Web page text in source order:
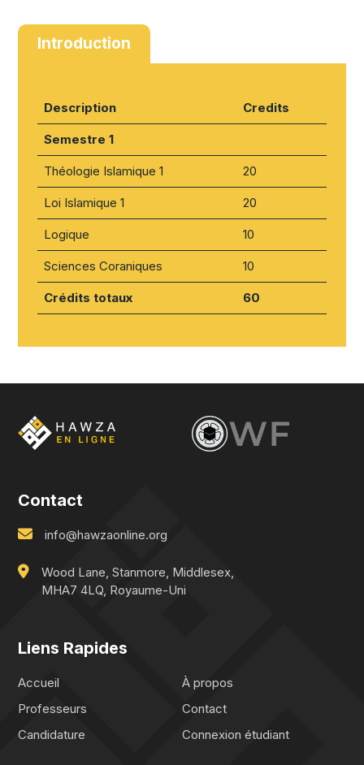
Introduction
Description Credits
Semestre 1
Théologie Islamique 1 20
Loi Islamique 1 20
Logique 10
Sciences Coraniques 10
Crédits totaux 60
Contact
info@hawzaonline.org
Wood Lane, Stanmore, Middlesex,
MHA7 4LQ, Royaume-Uni
Liens Rapides
Accueil
À propos
Professeurs
Contact
Candidature
Connexion étudiant